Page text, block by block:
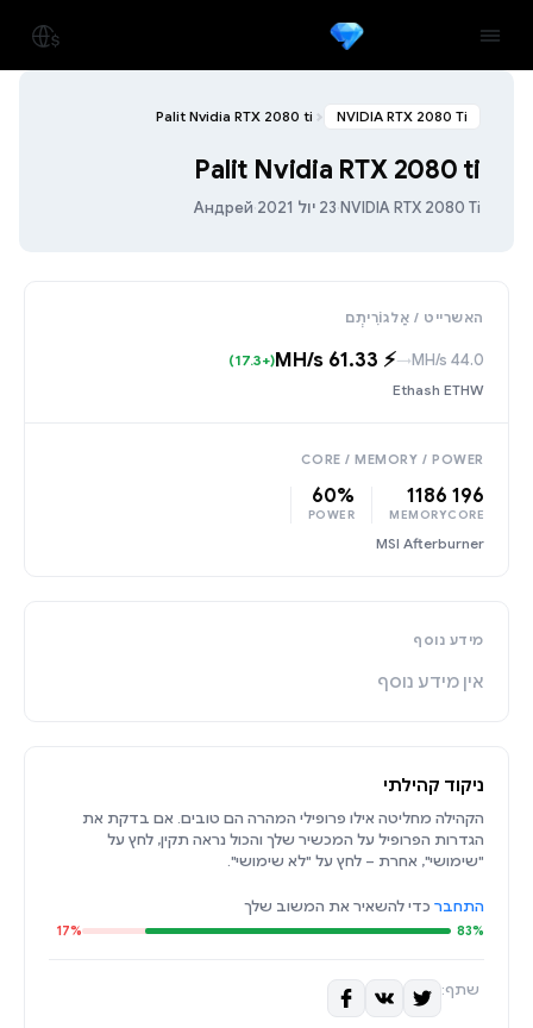
NVIDIA RTX 2080 Ti
Palit Nvidia RTX 2080 ti
Palit Nvidia RTX 2080 ti
NVIDIA RTX 2080 Ti
·23 יול 2021 ·
Андрей
האשרייט / אַלגוֹרִיתְם
44.0 MH/s
→
⚡️ 61.33 MH/s
(+17.3)
Ethash ETHW
CORE / MEMORY / POWER
196
CORE
1186
MEMORY
60%
POWER
MSI Afterburner
מידע נוסף
אין מידע נוסף
ניקוד קהילתי
הקהילה מחליטה אילו פרופילי המהרה הם טובים. אם בדקת את
הגדרות הפרופיל על המכשיר שלך והכול נראה תקין, לחץ על
"שימושי", אחרת – לחץ על "לא שימושי".
התחבר כדי להשאיר את המשוב שלך
83%
17%
שתף: